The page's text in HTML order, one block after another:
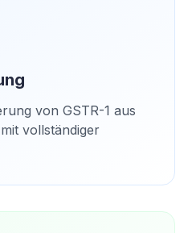
von GSTR-1 aus
vollständiger